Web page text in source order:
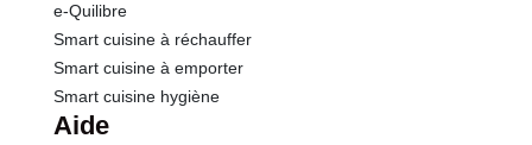
e-Quilibre
Smart cuisine à réchauffer
Smart cuisine à emporter
Smart cuisine hygiène
Aide